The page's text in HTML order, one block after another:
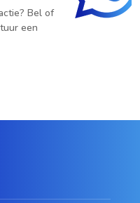
Bel of
een